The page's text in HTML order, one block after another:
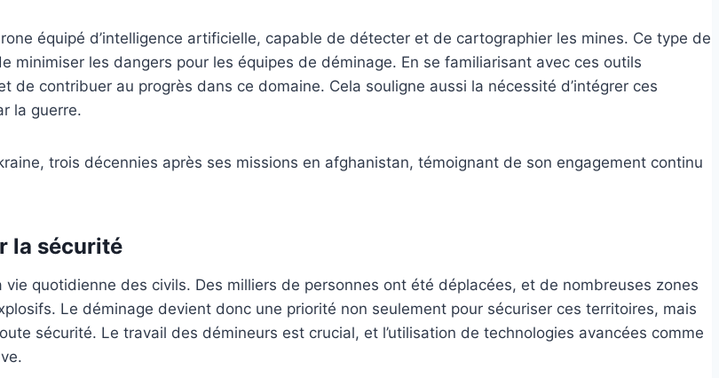
équipé d’intelligence artificielle, capable de détecter et de cartographier les mines. Ce type de
minimiser les dangers pour les équipes de déminage. En se familiarisant avec ces outils
contribuer au progrès dans ce domaine. Cela souligne aussi la nécessité d’intégrer ces
la guerre.
la sécurité
quotidienne des civils. Des milliers de personnes ont été déplacées, et de nombreuses zones
Le déminage devient donc une priorité non seulement pour sécuriser ces territoires, mais
sécurité. Le travail des démineurs est crucial, et l’utilisation de technologies avancées comme